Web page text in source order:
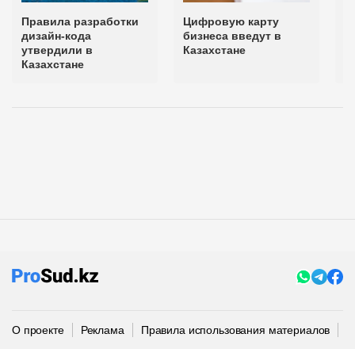
Правила разработки
дизайн-кода
утвердили в
Казахстане
Цифровую карту
бизнеса введут в
Казахстане
О проекте Реклама Правила использования материалов